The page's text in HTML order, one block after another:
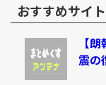
おすすめサイ
【
震の